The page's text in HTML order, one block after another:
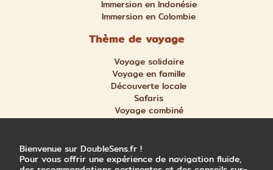
Immersion en Indonésie
Immersion en Colombie
Thème de voyage
Voyage solidaire
Voyage en famille
Découverte locale
Safaris
Voyage combiné
Nature et aventure
Bienvenue sur DoubleSens.fr !
Pour vous offrir une expérience de navigation fluide,